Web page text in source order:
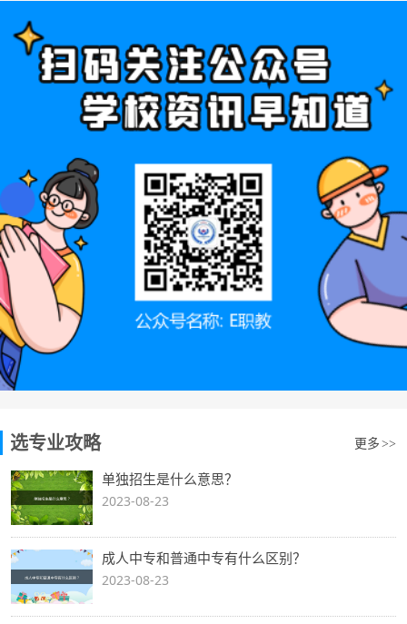
选专业攻略 更多 >>
单独招生是什么意思？
2023-08-23
成人中专和普通中专有什么区别？
2023-08-23